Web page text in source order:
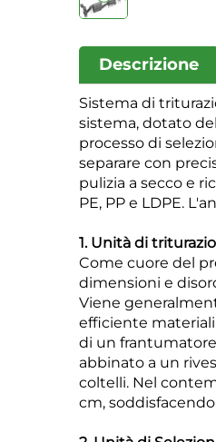
Descrizione
Sistema di
sistema, dotato
processo di
separare con
pulizia a secco e
PE, PP e LDPE.
1. Unità di
Come cuore del
dimensioni e
Viene
efficiente
di un
abbinato a un
coltelli. Nel
cm,